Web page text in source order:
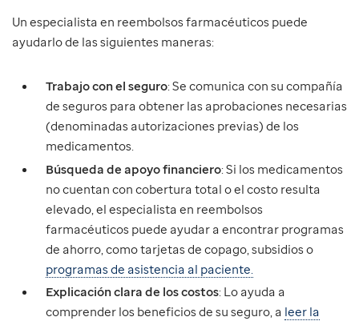
Un especialista en reembolsos farmacéuticos puede
ayudarlo de las siguientes maneras:
Trabajo con el seguro: Se comunica con su compañía
de seguros para obtener las aprobaciones necesarias
(denominadas autorizaciones previas) de los
medicamentos.
Búsqueda de apoyo financiero: Si los medicamentos
no cuentan con cobertura total o el costo resulta
elevado, el especialista en reembolsos
farmacéuticos puede ayudar a encontrar programas
de ahorro, como tarjetas de copago, subsidios o
programas de asistencia al paciente.
Explicación clara de los costos: Lo ayuda a
comprender los beneficios de su seguro, a leer la